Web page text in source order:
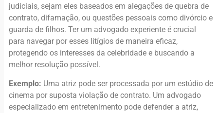
judiciais, sejam eles baseados em alegações de quebra de
contrato, difamação, ou questões pessoais como divórcio e
guarda de filhos. Ter um advogado experiente é crucial
para navegar por esses litígios de maneira eficaz,
protegendo os interesses da celebridade e buscando a
melhor resolução possível.
Exemplo: Uma atriz pode ser processada por um estúdio de
cinema por suposta violação de contrato. Um advogado
especializado em entretenimento pode defender a atriz,